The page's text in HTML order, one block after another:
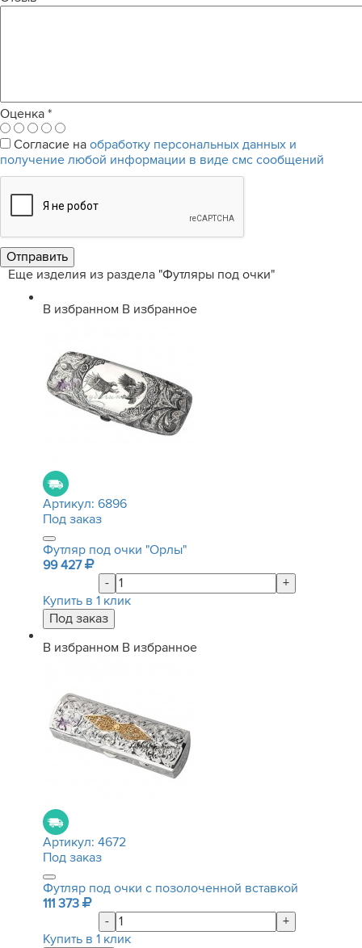
Оценка *
Согласие на обработку персональных данных и
получение любой информации в виде смс сообщений
Еще изделия из раздела "Футляры под очки"
В избранном В избранное
Артикул: 6896
Под заказ
Футляр под очки "Орлы"
99 427
-
+
Купить в 1 клик
В избранном В избранное
Артикул: 4672
Под заказ
Футляр под очки с позолоченной вставкой
111 373
-
+
Купить в 1 клик